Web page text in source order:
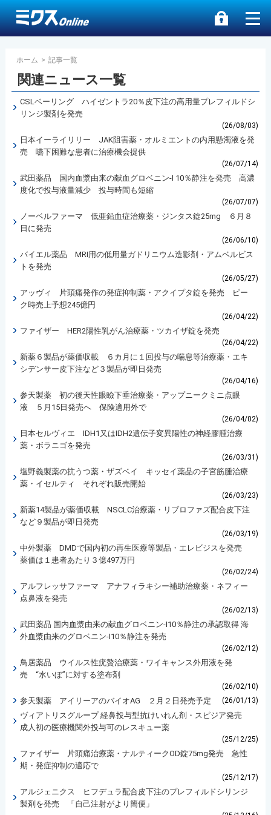
ホーム > 記事一覧
関連ニュース一覧
CSLベーリング ハイゼントラ20％皮下注の高用量プレフィルドシ
リンジ製剤を発売
(26/08/03)
日本イーライリリー JAK阻害薬・オルミエントの内用懸濁液を発
売 嚥下困難な患者に治療機会提供
(26/07/14)
武田薬品 国内血漿由来の献血グロベニン-I 10％静注を発売 高濃
度化で投与液量減少 投与時間も短縮
(26/07/07)
ノーベルファーマ 低亜鉛血症治療薬・ジンタス錠25mg ６月８
日に発売
(26/06/10)
バイエル薬品 MRI用の低用量ガドリニウム造影剤・アムベルビス
トを発売
(26/05/27)
アッヴィ 片頭痛発作の発症抑制薬・アクイプタ錠を発売 ピー
ク時売上予想245億円
(26/04/22)
ファイザー HER2陽性乳がん治療薬・ツカイザ錠を発売
(26/04/22)
新薬６製品が薬価収載 ６カ月に１回投与の喘息等治療薬・エキ
シデンサー皮下注など３製品が即日発売
(26/04/16)
参天製薬 初の後天性眼瞼下垂治療薬・アップニークミニ点眼
液 ５月15日発売へ 保険適用外で
(26/04/02)
日本セルヴィエ IDH1又はIDH2遺伝子変異陽性の神経膠腫治療
薬・ボラニゴを発売
(26/03/31)
塩野義製薬の抗うつ薬・ザズベイ キッセイ薬品の子宮筋腫治療
薬・イセルティ それぞれ販売開始
(26/03/23)
新薬14製品が薬価収載 NSCLC治療薬・リブロファズ配合皮下注
など９製品が即日発売
(26/03/19)
中外製薬 DMDで国内初の再生医療等製品・エレビジスを発売
薬価は１患者あたり３億497万円
(26/02/24)
アルフレッサファーマ アナフィラキシー補助治療薬・ネフィー
点鼻液を発売
(26/02/13)
武田薬品 国内血漿由来の献血グロベニン-I10％静注の承認取得 海
外血漿由来のグロベニン-I10％静注を発売
(26/02/12)
鳥居薬品 ウイルス性疣贅治療薬・ワイキャンス外用液を発
売 “水いぼ”に対する塗布剤
(26/02/10)
参天製薬 アイリーアのバイオAG ２月２日発売予定 (26/01/13)
ヴィアトリスグループ 経鼻投与型抗けいれん剤・スピジア発売
成人初の医療機関外投与可のレスキュー薬
(25/12/25)
ファイザー 片頭痛治療薬・ナルティークOD錠75mg発売 急性
期・発症抑制の適応で
(25/12/17)
アルジェニクス ヒフデュラ配合皮下注のプレフィルドシリンジ
製剤を発売 「自己注射がより簡便」